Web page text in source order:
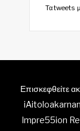
Τα tweets
Επισκεφθείτε
Impre55ion